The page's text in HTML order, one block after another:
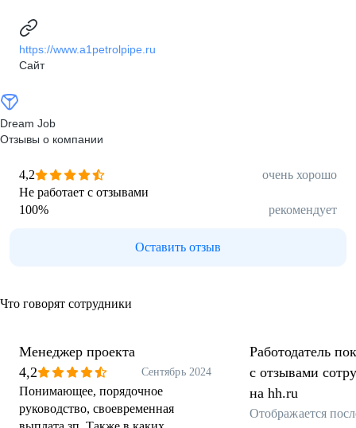
https://www.a1petrolpipe.ru
Сайт
Dream Job
Отзывы о компании
4,2
очень хорошо
Не работает с отзывами
100% рекомендует
Оставить отзыв
Что говорят сотрудники
Менеджер проекта
4,2
Сентябрь 2024
Понимающее, порядочное
руководство, своевременная
Работодатель
с отзывами
на hh.ru
Отображается